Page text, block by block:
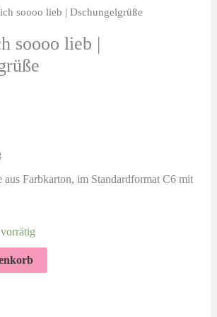
soooo lieb | Dschungelgrüße
soooo lieb |
Farbkarton, im Standardformat C6 mit